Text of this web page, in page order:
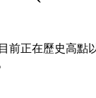
貴金屬及大宗商
前正在歷史高點